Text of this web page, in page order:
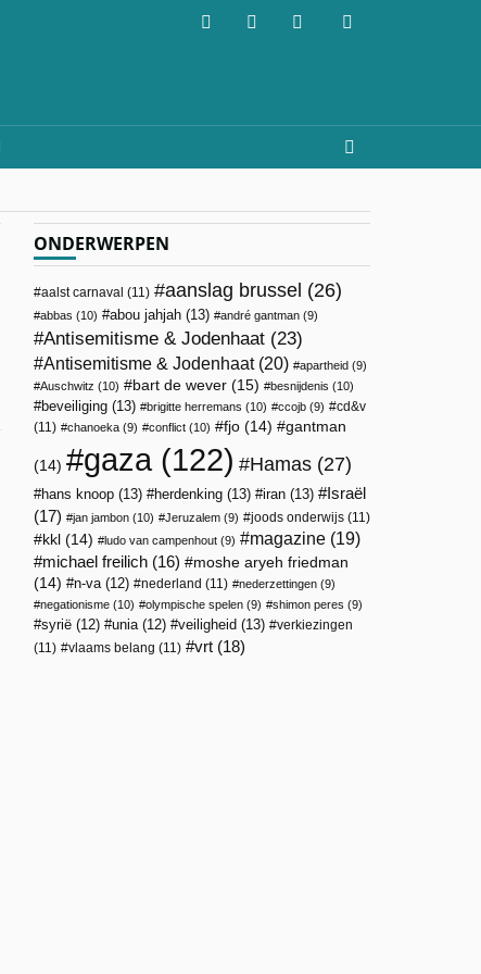
ONDERWERPEN
aalst carnaval (11) aanslag brussel (26)
abbas (10) abou jahjah (13) andré gantman (9)
Antisemitisme & Jodenhaat (23)
Antisemitisme & Jodenhaat(20) apartheid (9)
Auschwitz (10) bart de wever (15) besnijdenis (10)
beveiliging (13) brigitte herremans (10) ccojb (9)
cd&v
(11)
chanoeka (9) conflict (10) fjo (14) gantman
(14) gaza(122) Hamas (27)
hans knoop (13) herdenking (13) iran (13)
Israël
(17)
jan jambon (10) Jeruzalem (9) joods onderwijs (11)
kkl (14) ludo van campenhout (9) magazine (19)
michael freilich (16)
moshe aryeh friedman
(14)
n-va(12) nederland (11) nederzettingen (9)
negationisme (10) olympische spelen (9) shimon peres (9)
syrië (12) unia(12) veiligheid (13)
verkiezingen
(11)
vlaams belang (11) vrt (18)